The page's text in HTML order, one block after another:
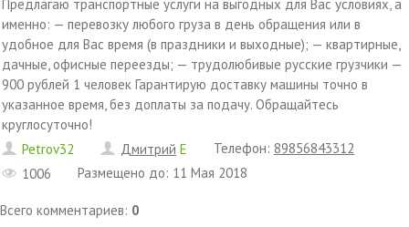
Предлагаю транспортные услуги на выгодных для Вас условиях, а
именно: — перевозку любого груза в день обращения или в
удобное для Вас время (в праздники и выходные); — квартирные,
дачные, офисные переезды; — трудолюбивые русские грузчики —
900 рублей 1 человек Гарантирую доставку машины точно в
указанное время, без доплаты за подачу. Обращайтесь
круглосуточно!
Petrov32
Дмитрий E Телефон: 89856843312
1006
Размещено до: 11 Мая 2018
Всего комментариев: 0